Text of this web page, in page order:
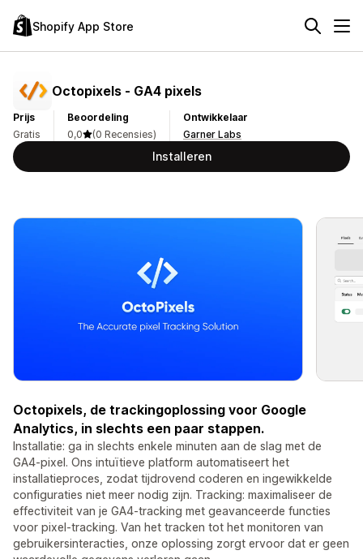
Shopify App Store
Octopixels ‑ GA4 pixels
Prijs
Gratis
Beoordeling
0,0
(0 Recensies)
Ontwikkelaar
Garner Labs
Installeren
Octopixels, de trackingoplossing voor Google
Analytics, in slechts een paar stappen.
Installatie: ga in slechts enkele minuten aan de slag met de
GA4-pixel. Ons intuïtieve platform automatiseert het
installatieproces, zodat tijdrovend coderen en ingewikkelde
configuraties niet meer nodig zijn. Tracking: maximaliseer de
effectiviteit van je GA4-tracking met geavanceerde functies
voor pixel-tracking. Van het tracken tot het monitoren van
gebruikersinteracties, onze oplossing zorgt ervoor dat er geen